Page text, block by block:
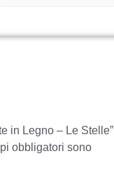
in Legno – Le Stelle”
obbligatori sono